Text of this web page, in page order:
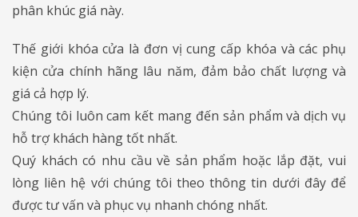
phân khúc giá này.
Thế giới khóa cửa là đơn vị cung cấp khóa và các phụ
kiện cửa chính hãng lâu năm, đảm bảo chất lượng và
giá cả hợp lý.
Chúng tôi luôn cam kết mang đến sản phẩm và dịch vụ
hỗ trợ khách hàng tốt nhất.
Quý khách có nhu cầu về sản phẩm hoặc lắp đặt, vui
lòng liên hệ với chúng tôi theo thông tin dưới đây để
được tư vấn và phục vụ nhanh chóng nhất.